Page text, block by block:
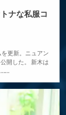
ナな私服コ
更新。ニュアン
開した。 新木は
……